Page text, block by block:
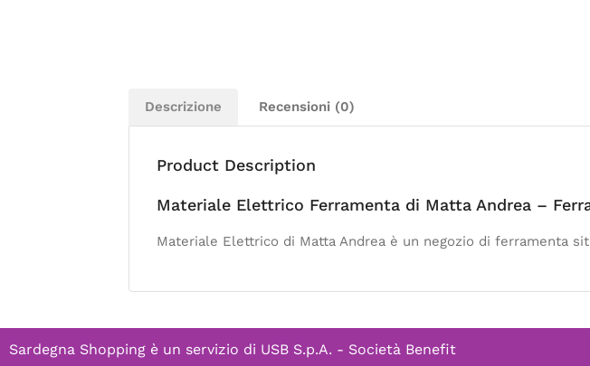
Descrizione Recensioni (0)
Product Description
Materiale Elettrico Ferramenta di Matta Andrea –
Materiale Elettrico di Matta Andrea è un negozio di ferramenta
Sardegna Shopping è un servizio di USB S.p.A. - Società Benefit